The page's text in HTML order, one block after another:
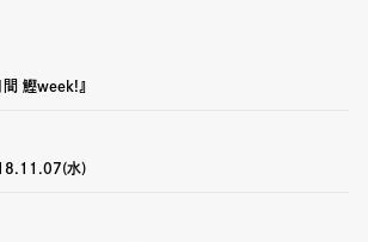
鰹week!』
水)